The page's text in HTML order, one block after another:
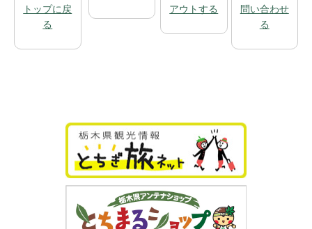
問い合わせ
る
アウトする
トップに戻
る